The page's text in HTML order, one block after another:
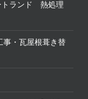
トランド 熱処理
・瓦屋根葺き替